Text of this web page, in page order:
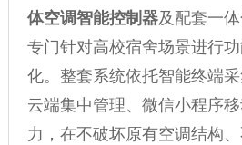
体空调智能控制器及配套一
专门针对高校宿舍场景进行
化。整套系统依托智能终端采
云端集中管理、微信小程序
力，在不破坏原有空调结构